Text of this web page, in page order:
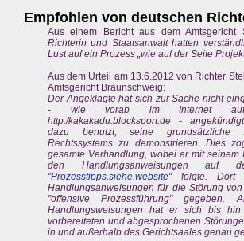
Empfohlen von deutschen
Aus einem Bericht aus dem Amtsgericht
Richterin und Staatsanwalt hatten
Lust auf ein Prozess „wie auf der Seite
Aus dem Urteil am 13.6.2012 von Richter
Amtsgericht Braunschweig:
Der Angeklagte hat sich zur Sache nicht
- wie vorab im Internet
http:/kakakadu.blocksport.de -
dazu benutzt, seine grundsätzliche
Rechtssystems zu demonstrieren. Dies
gesamte Verhandlung, wobei er mit seinem
den Handlungsanweisungen auf
"Prozesstipps.siehe.website" folgte. Dort
Handlungsanweisungen für die Störung
"offensive Prozessführung" gegeben.
Handlungsweisungen hat er sich bis hin
vorbereiteten und abgesprochenen
in und außerhalb des Gerichtsaales genau